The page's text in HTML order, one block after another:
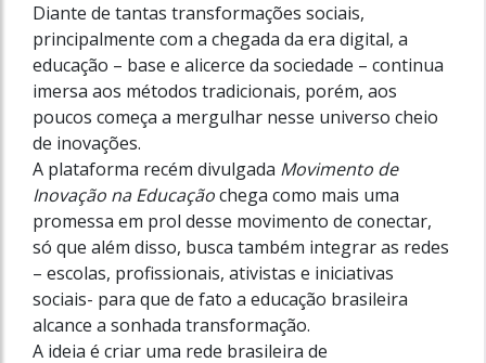
Diante de tantas transformações sociais,
principalmente com a chegada da era digital, a
educação – base e alicerce da sociedade – continua
imersa aos métodos tradicionais, porém, aos
poucos começa a mergulhar nesse universo cheio
de inovações.
A plataforma recém divulgada Movimento de
Inovação na Educaçãochega como mais uma
promessa em prol desse movimento de conectar,
só que além disso, busca também integrar as redes
– escolas, profissionais, ativistas e iniciativas
sociais- para que de fato a educação brasileira
alcance a sonhada transformação.
A ideia é criar uma rede brasileira de